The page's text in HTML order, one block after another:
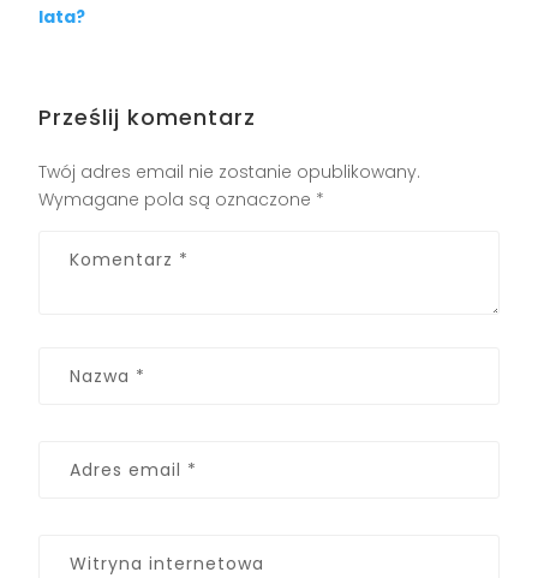
lata?
Prześlij komentarz
Twój adres email nie zostanie opublikowany.
Wymagane pola są oznaczone *